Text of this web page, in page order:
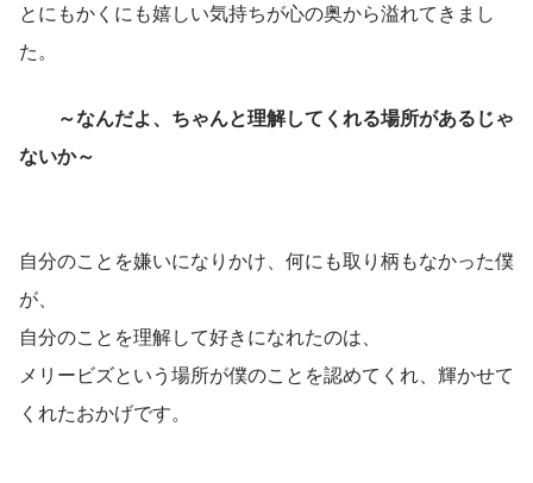
とにもかくにも嬉しい気持ちが心の奥から溢れてきまし
た。
～なんだよ、ちゃんと理解してくれる場所があるじゃ
ないか～
自分のことを嫌いになりかけ、何にも取り柄もなかった僕
が、
自分のことを理解して好きになれたのは、
メリービズという場所が僕のことを認めてくれ、輝かせて
くれたおかげです。